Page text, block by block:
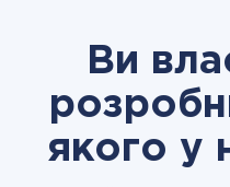
Ви
якого у